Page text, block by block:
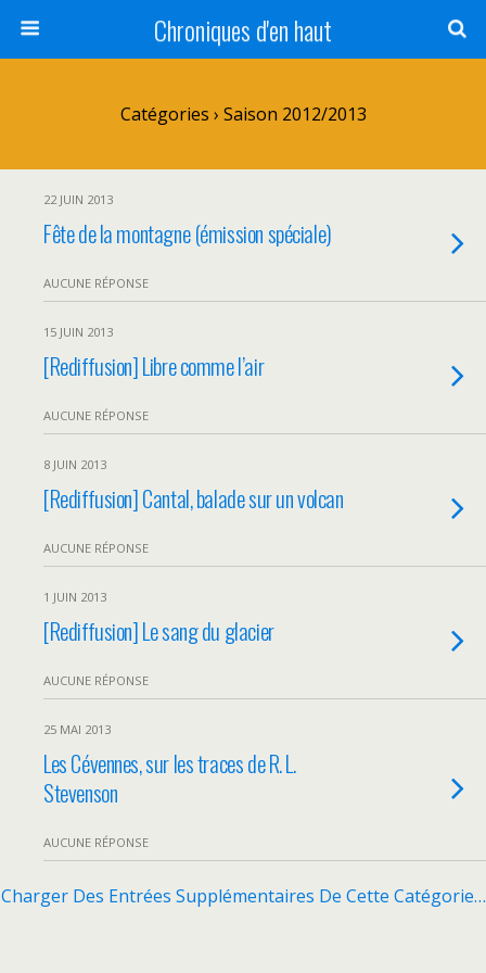
Chroniques d'en haut
Catégories › Saison 2012/2013
22 JUIN 2013
Fête de la montagne (émission spéciale)
AUCUNE RÉPONSE
15 JUIN 2013
[Rediffusion] Libre comme l’air
AUCUNE RÉPONSE
8 JUIN 2013
[Rediffusion] Cantal, balade sur un volcan
AUCUNE RÉPONSE
1 JUIN 2013
[Rediffusion] Le sang du glacier
AUCUNE RÉPONSE
25 MAI 2013
Les Cévennes, sur les traces de R. L.
Stevenson
AUCUNE RÉPONSE
Charger Des Entrées Supplémentaires De Cette Catégorie…